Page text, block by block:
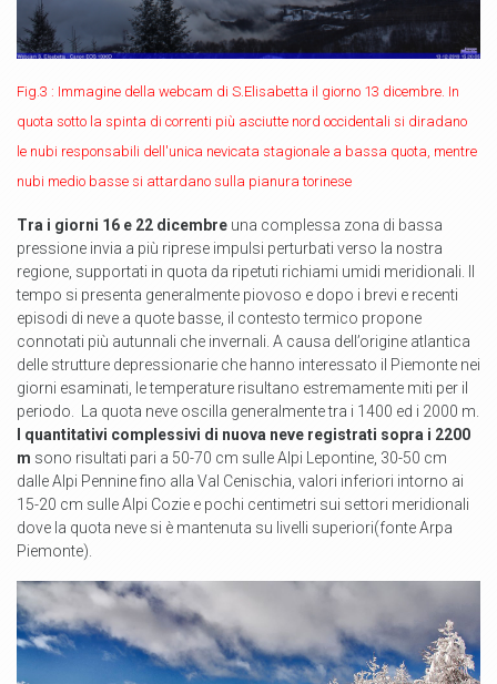
Fig.3 : Immagine della webcam di S.Elisabetta il giorno 13 dicembre. In
quota sotto la spinta di correnti più asciutte nord occidentali si diradano
le nubi responsabili dell'unica nevicata stagionale a bassa quota, mentre
nubi medio basse si attardano sulla pianura torinese
Tra i giorni 16 e 22 dicembre una complessa zona di bassa
pressione invia a più riprese impulsi perturbati verso la nostra
regione, supportati in quota da ripetuti richiami umidi meridionali. Il
tempo si presenta generalmente piovoso e dopo i brevi e recenti
episodi di neve a quote basse, il contesto termico propone
connotati più autunnali che invernali. A causa dell’origine atlantica
delle strutture depressionarie che hanno interessato il Piemonte nei
giorni esaminati, le temperature risultano estremamente miti per il
periodo. La quota neve oscilla generalmente tra i 1400 ed i 2000 m.
I quantitativi complessivi di nuova neve registrati sopra i 2200
m sono risultati pari a 50-70 cm sulle Alpi Lepontine, 30-50 cm
dalle Alpi Pennine fino alla Val Cenischia, valori inferiori intorno ai
15-20 cm sulle Alpi Cozie e pochi centimetri sui settori meridionali
dove la quota neve si è mantenuta su livelli superiori(fonte Arpa
Piemonte).